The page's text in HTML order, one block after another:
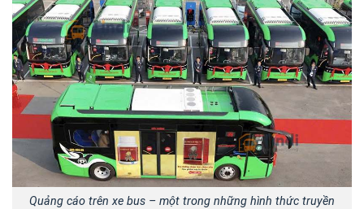
Quảng cáo trên xe bus – một trong những hình thức truyền